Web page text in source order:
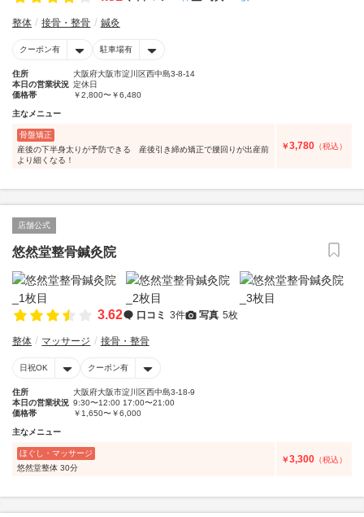
整体 接骨・整骨 鍼灸
クーポン有 駐車場有
住所
大阪府大阪市淀川区西中島3-8-14
本日の営業状況 定休日
価格帯
￥2,800〜￥6,480
主なメニュー
骨盤矯正
産後の下半身太りが予防できる 産後引き締め矯正で腰回りが出産前
より細くなる！
￥3,780 （税込）
店舗公式
悠然堂整骨鍼灸院
3.62 口コミ 3件 写真 5枚
整体 マッサージ 接骨・整骨
日祝OK クーポン有
住所
大阪府大阪市淀川区西中島3-18-9
本日の営業状況 9:30〜12:00 17:00〜21:00
価格帯
￥1,650〜￥6,000
主なメニュー
ほぐし・マッサージ
悠然堂整体 30分
￥3,300 （税込）